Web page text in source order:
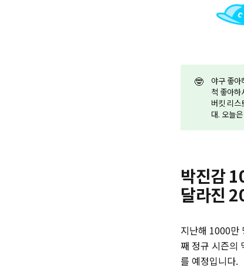
🤓
야구 좋아
척 좋아하
버킷 리
대. 오늘
박진감
달라진
지난해 1000만
째 정규 시즌의
를 예정입니다.